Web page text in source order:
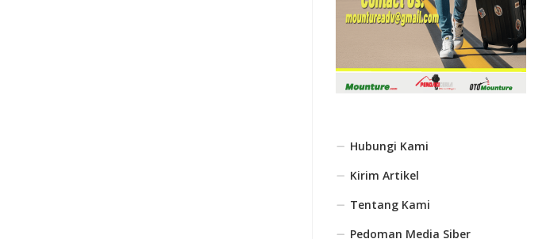
Hubungi Kami
Kirim Artikel
Tentang Kami
Pedoman Media Siber